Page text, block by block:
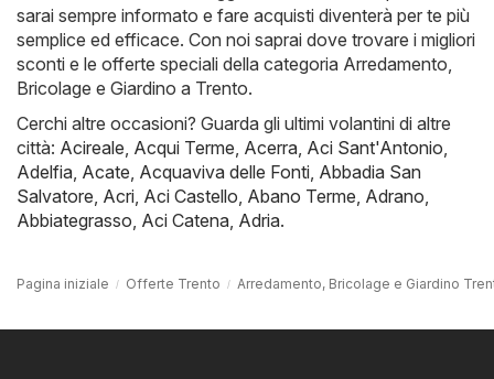
sarai sempre informato e fare acquisti diventerà per te più
semplice ed efficace. Con noi saprai dove trovare i migliori
sconti e le offerte speciali della categoria Arredamento,
Bricolage e Giardino a Trento.
Cerchi altre occasioni? Guarda gli ultimi volantini di altre
città: Acireale Acqui Terme Acerra Aci Sant'Antonio
Adelfia Acate Acquaviva delle Fonti Abbadia San
Salvatore Acri Aci Castello Abano Terme Adrano
Abbiategrasso Aci Catena Adria.
Pagina iniziale Offerte Trento Arredamento, Bricolage e Giardino